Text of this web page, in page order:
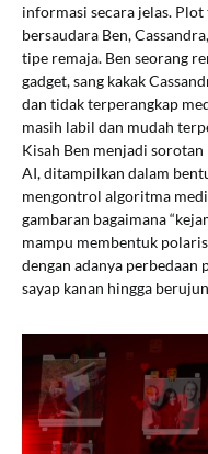
informasi secara jelas.
bersaudara Ben,
tipe remaja. Ben seorang
gadget, sang kakak
dan tidak terperangkap
masih labil dan mudah
Kisah Ben menjadi
AI, ditampilkan dalam
mengontrol algoritma
gambaran bagaimana
mampu membentuk
dengan adanya perbedaan
sayap kanan hingga